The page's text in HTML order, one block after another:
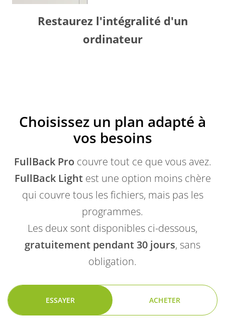
Restaurez l'intégralité d'un
ordinateur
Choisissez un plan adapté à
vos besoins
FullBack Procouvre tout ce que vous avez.
FullBack Lightest une option moins chère
qui couvre tous les fichiers, mais pas les
programmes.
Les deux sont disponibles ci-dessous,
gratuitement pendant 30 jours, sans
obligation.
ESSAYER ACHETER